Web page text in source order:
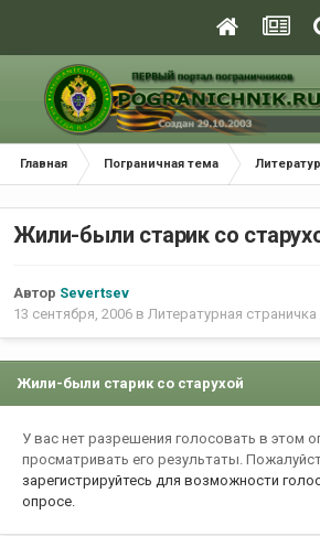
Главная Пограничная тема
Жили-были старик со
Автор Severtsev
13 сентября, 2006 в Литературная
Жили-были старик со старухой
У вас нет разрешения голосовать в этом
просматривать его результаты.
зарегистрируйтесь для возможности
опросе.